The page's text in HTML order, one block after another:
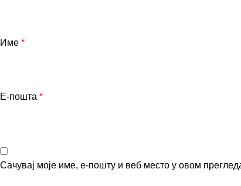
Име *
Е-пошта *
Сачувај моје име, е-пошту и веб место у овом